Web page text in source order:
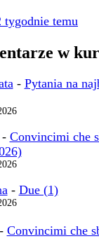
tygodnie temu
w
- Pytania na
- Convincimi che
- Due (1)
- Convincimi che